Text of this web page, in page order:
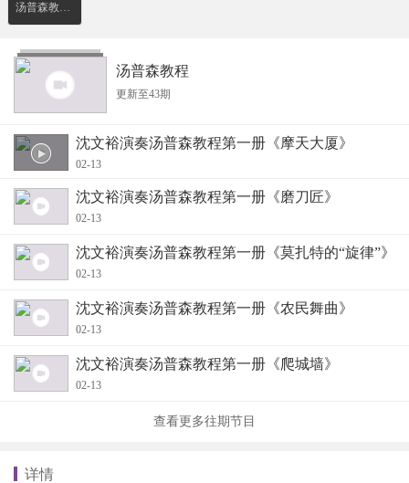
汤普森教程
第一册《摩
汤普森教程
更新至43期
沈文裕演奏汤普森教程第一册《摩天大厦》
02-13
沈文裕演奏汤普森教程第一册《磨刀匠》
02-13
沈文裕演奏汤普森教程第一册《莫扎特的“旋律”》
02-13
沈文裕演奏汤普森教程第一册《农民舞曲》
02-13
沈文裕演奏汤普森教程第一册《爬城墙》
02-13
查看更多往期节目
详情